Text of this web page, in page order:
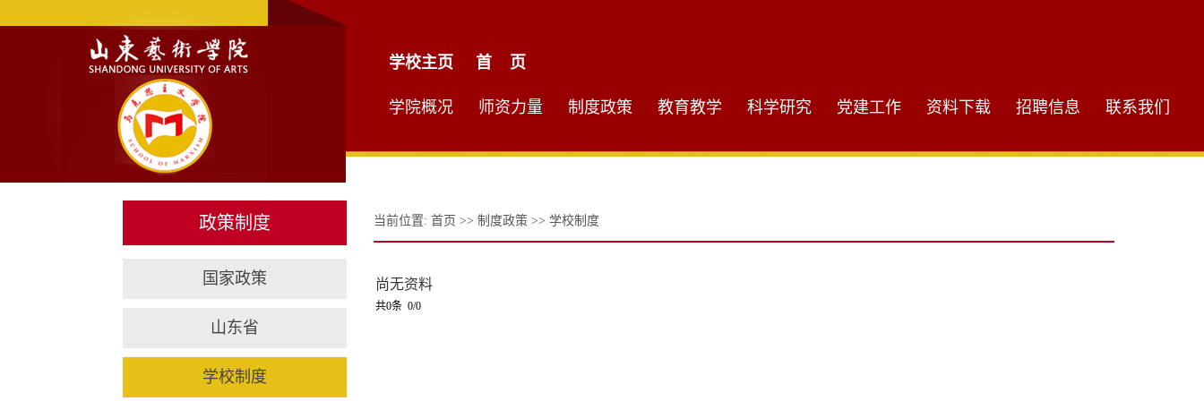
学校主页 首 页
学院概况 师资力量 制度政策 教育教学 科学研究 党建工作 资料下载 招聘信息 联系我们
政策制度
国家政策
山东省
学校制度
当前位置: 首页 >> 制度政策 >> 学校制度
尚无资料
共0条 0/0